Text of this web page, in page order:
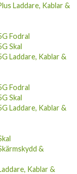
Laddare, Kablar &
Fodral
Skal
Laddare, Kablar &
Fodral
Skal
Laddare, Kablar &
&
Kablar &